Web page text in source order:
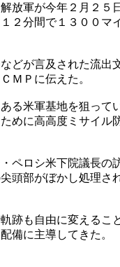
放軍が今年２月２５
２分間で１３００マ
どが言及された流出
ＭＰに伝えた。
る米軍基地を狙って
めに高高度ミサイル
ペロシ米下院議長の
頭部がぼかし処理さ
跡も自由に変えるこ
備に主導してきた。